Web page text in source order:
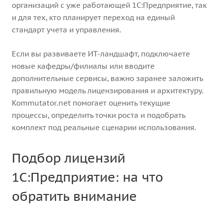
организаций с уже работающей 1С:Предприятие, так
и для тех, кто планирует переход на единый
стандарт учета и управления.
Если вы развиваете ИТ‑ландшафт, подключаете
новые кафедры/филиалы или вводите
дополнительные сервисы, важно заранее заложить
правильную модель лицензирования и архитектуру.
Kommutator.net помогает оценить текущие
процессы, определить точки роста и подобрать
комплект под реальные сценарии использования.
Подбор лицензий
1С:Предприятие: на что
обратить внимание